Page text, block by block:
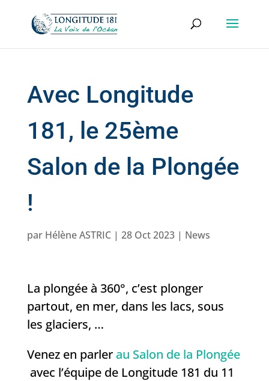
Avec Longitude
181, le 25ème
Salon de la Plongée
!
par Hélène ASTRIC| 28 Oct 2023| News
La plongée à 360°, c’est plonger
partout, en mer, dans les lacs, sous
les glaciers, …
Venez en parler au Salon de la Plongée
avec l’équipe de Longitude 181 du 11